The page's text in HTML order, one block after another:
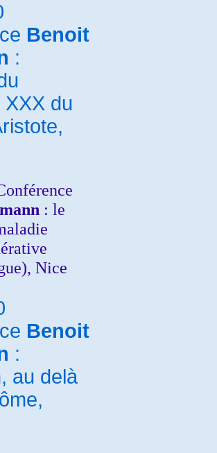
Benoit
:
XXX du
: le
Nice
Benoit
:
au delà